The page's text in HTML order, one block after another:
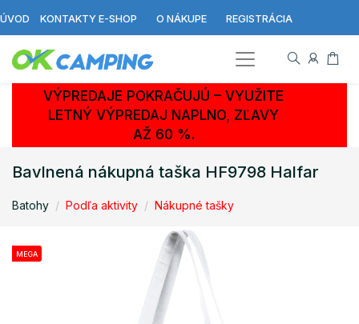
ÚVOD KONTAKTY E-SHOP O NÁKUPE REGISTRÁCIA
VÝPREDAJE POKRAČUJÚ – VYUŽITE
LETNÝ VÝPREDAJ NAPLNO, ZĽAVY
AŽ 60 %.
Bavlnená nákupná taška HF9798 Halfar
Batohy Podľa aktivity Nákupné tašky
MEGA